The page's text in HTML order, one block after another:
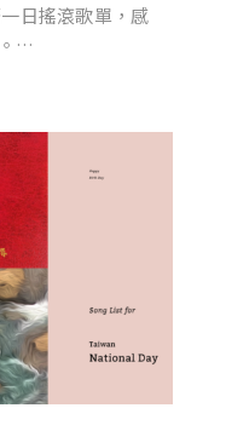
日搖滾歌單，感
…